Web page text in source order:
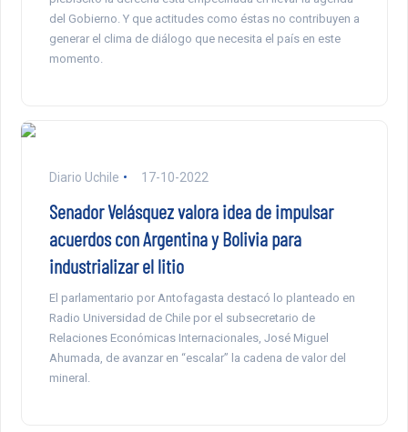
del Gobierno. Y que actitudes como éstas no contribuyen a
generar el clima de diálogo que necesita el país en este
momento.
Diario Uchile 17-10-2022
Senador Velásquez valora idea de impulsar
acuerdos con Argentina y Bolivia para
industrializar el litio
El parlamentario por Antofagasta destacó lo planteado en
Radio Universidad de Chile por el subsecretario de
Relaciones Económicas Internacionales, José Miguel
Ahumada, de avanzar en “escalar” la cadena de valor del
mineral.